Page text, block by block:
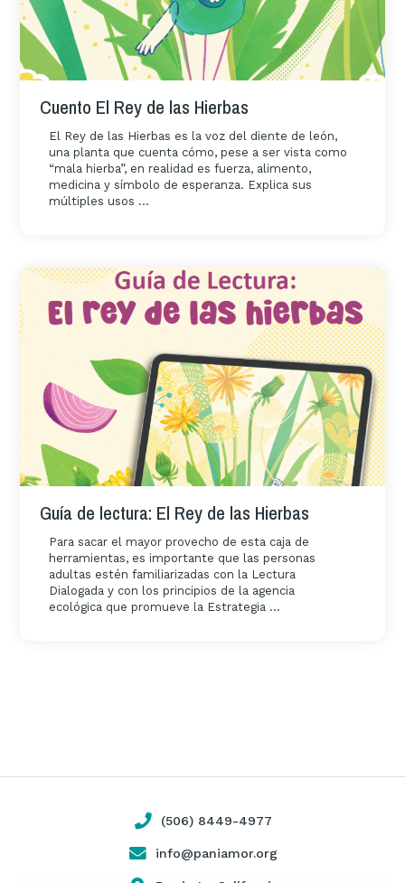
Cuento El Rey de las Hierbas
El Rey de las Hierbas es la voz del diente de león,
una planta que cuenta cómo, pese a ser vista como
“mala hierba”, en realidad es fuerza, alimento,
medicina y símbolo de esperanza. Explica sus
múltiples usos ...
Guía de lectura: El Rey de las Hierbas
Para sacar el mayor provecho de esta caja de
herramientas, es importante que las personas
adultas estén familiarizadas con la Lectura
Dialogada y con los principios de la agencia
ecológica que promueve la Estrategia ...
(506) 8449-4977
info@paniamor.org